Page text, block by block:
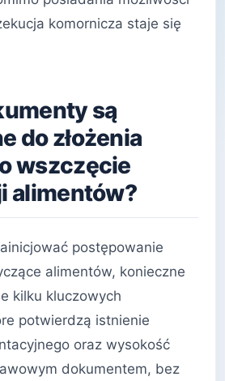
komornicza staje się
są
do złożenia
wszczęcie
alimentów?
postępowanie
alimentów, konieczne
kilku kluczowych
potwierdzą istnienie
oraz wysokość
dokumentem, bez